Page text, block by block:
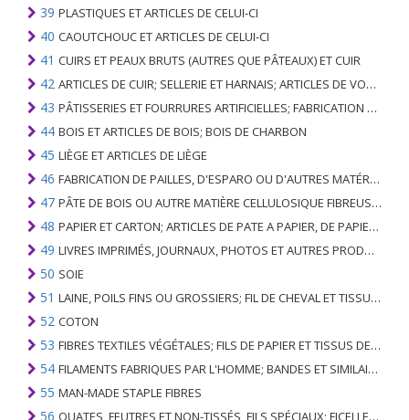
39 PLASTIQUES ET ARTICLES DE CELUI-CI
40 CAOUTCHOUC ET ARTICLES DE CELUI-CI
41 CUIRS ET PEAUX BRUTS (AUTRES QUE PÂTEAUX) ET CUIR
42 ARTICLES DE CUIR; SELLERIE ET ​​HARNAIS; ARTICLES DE VOYAGE, SACS À MAIN ET RÉCIPIENTS ANALOGUES; ARTICLES DE GUT ANIMAL (AUTRE QUE GUT DE SOIE-VERT)
43 PÂTISSERIES ET FOURRURES ARTIFICIELLES; FABRICATION DE CELLES-CI
44 BOIS ET ARTICLES DE BOIS; BOIS DE CHARBON
45 LIÈGE ET ARTICLES DE LIÈGE
46 FABRICATION DE PAILLES, D'ESPARO OU D'AUTRES MATÉRIAUX DE COULÉE; BASKETWARE ET WICKERWORK
47 PÂTE DE BOIS OU AUTRE MATIÈRE CELLULOSIQUE FIBREUSE; PAPIER OU CARTON RÉCUPÉRÉ (DÉCHETS ET DÉCHETS)
48 PAPIER ET CARTON; ARTICLES DE PATE A PAPIER, DE PAPIER OU DE CARTON
49 LIVRES IMPRIMÉS, JOURNAUX, PHOTOS ET AUTRES PRODUITS DE L'INDUSTRIE DE L'IMPRIMERIE; MANUSCRITS, TYPESCRIPTS ET PLANS
50 SOIE
51 LAINE, POILS FINS OU GROSSIERS; FIL DE CHEVAL ET TISSU TISSÉ
52 COTON
53 FIBRES TEXTILES VÉGÉTALES; FILS DE PAPIER ET TISSUS DE FILS DE PAPIER
54 FILAMENTS FABRIQUES PAR L'HOMME; BANDES ET SIMILAIRES DE MATIERES TEXTILES SYNTHETIQUES
55 MAN-MADE STAPLE FIBRES
56 OUATES, FEUTRES ET NON-TISSÉS, FILS SPÉCIAUX; FICELLES, CORDES, CORDES, CÂBLES ET ARTICLES ASSOCIÉS